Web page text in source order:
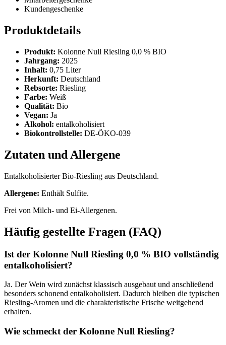
Kundengeschenke
Produktdetails
Produkt: Kolonne Null Riesling 0,0 % BIO
Jahrgang: 2025
Inhalt: 0,75 Liter
Herkunft: Deutschland
Rebsorte: Riesling
Farbe: Weiß
Qualität: Bio
Vegan: Ja
Alkohol: entalkoholisiert
Biokontrollstelle: DE-ÖKO-039
Zutaten und Allergene
Entalkoholisierter Bio-Riesling aus Deutschland.
Allergene: Enthält Sulfite.
Frei von Milch- und Ei-Allergenen.
Häufig gestellte Fragen (FAQ)
Ist der Kolonne Null Riesling 0,0 % BIO vollständig
entalkoholisiert?
Ja. Der Wein wird zunächst klassisch ausgebaut und anschließend
besonders schonend entalkoholisiert. Dadurch bleiben die typischen
Riesling-Aromen und die charakteristische Frische weitgehend
erhalten.
Wie schmeckt der Kolonne Null Riesling?